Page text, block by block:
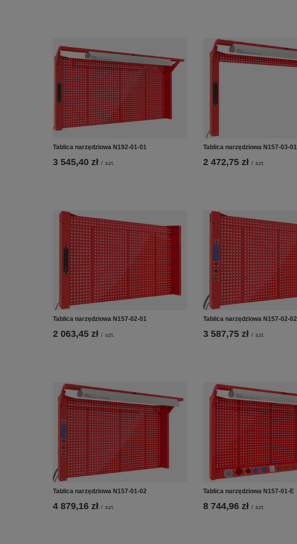
Tablica narzędziowa N192-01-01
3 545,40 zł / szt.
Tablica narzędziowa N157-03-01
2 472,75 zł / szt.
Tablica narzędziowa N157-02-01
2 063,45 zł / szt.
Tablica narzędziowa N157-02-02
3 587,75 zł / szt.
Tablica narzędziowa N157-01-02
4 879,16 zł / szt.
Tablica narzędziowa N157-01-E
8 744,96 zł / szt.